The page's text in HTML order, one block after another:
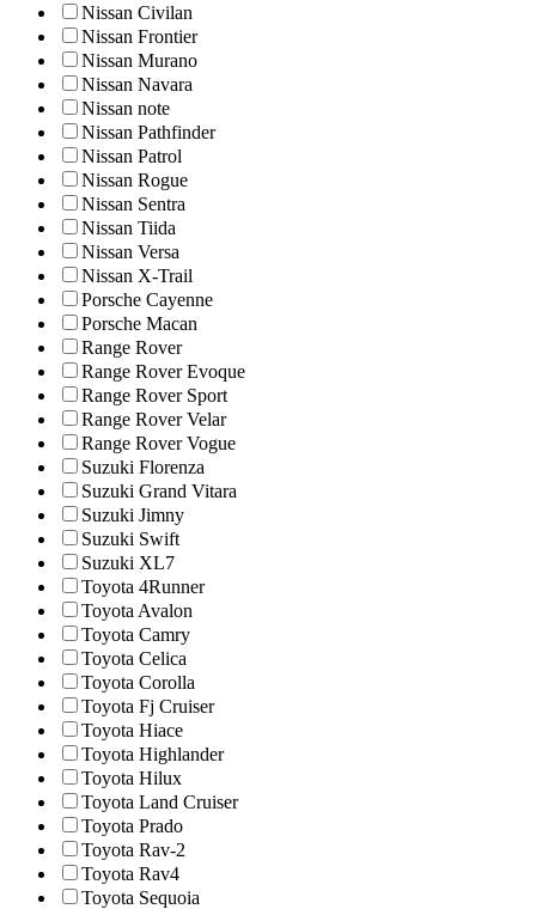
Nissan Civilan
Nissan Frontier
Nissan Murano
Nissan Navara
Nissan note
Nissan Pathfinder
Nissan Patrol
Nissan Rogue
Nissan Sentra
Nissan Tiida
Nissan Versa
Nissan X-Trail
Porsche Cayenne
Porsche Macan
Range Rover
Range Rover Evoque
Range Rover Sport
Range Rover Velar
Range Rover Vogue
Suzuki Florenza
Suzuki Grand Vitara
Suzuki Jimny
Suzuki Swift
Suzuki XL7
Toyota 4Runner
Toyota Avalon
Toyota Camry
Toyota Celica
Toyota Corolla
Toyota Fj Cruiser
Toyota Hiace
Toyota Highlander
Toyota Hilux
Toyota Land Cruiser
Toyota Prado
Toyota Rav-2
Toyota Rav4
Toyota Sequoia